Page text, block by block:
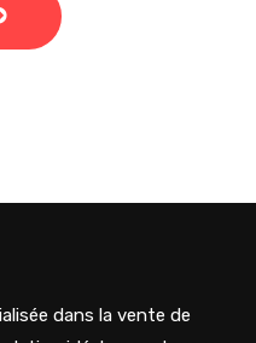
dans la vente de